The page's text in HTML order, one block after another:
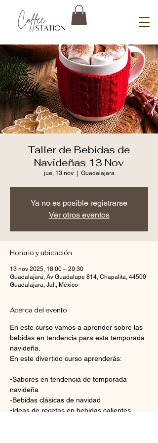
Taller de Bebidas de
Navideñas 13 Nov
jue, 13 nov
  |
Guadalajara
Ya no es posible registrarse
Ver otros eventos
Horario y ubicación
13 nov 2025, 18:00 – 20:30
Guadalajara, Av Guadalupe 814, Chapalita, 44500
Guadalajara, Jal., México
Acerca del evento
En este curso vamos a aprender sobre las
bebidas en tendencia para esta temporada
navideña.
En este divertido curso aprenderás:
-Sabores en tendencia de temporada
navideña
-Bebidas clásicas de navidad
-Ideas de recetas en bebidas calientes,